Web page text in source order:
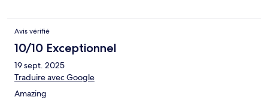
Avis vérifié
10/10 Exceptionnel
19 sept. 2025
Traduire avec Google
Amazing